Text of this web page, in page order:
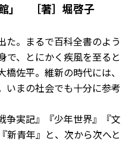
」 ［著］堀啓子
。まるで百科全書のよう
で、とにかく疾風を至ると
佐平。維新の時代には、
いまの社会でも十分に参考
実記』『少年世界』『文
新青年』と、次から次へと